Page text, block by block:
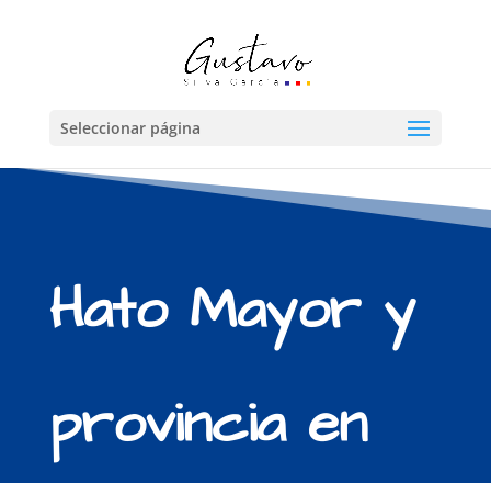
Seleccionar página
Hato Mayor y
provincia en